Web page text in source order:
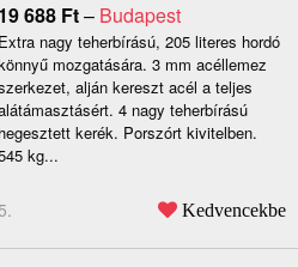
19 688 Ft– Budapest
Extra nagy teherbírású, 205 literes hordó
mozgatására. 3 mm acéllemez
alján kereszt acél a teljes
4 nagy teherbírású
hegesztett kerék. Porszórt kivitelben.
kg...
Kedvencekbe